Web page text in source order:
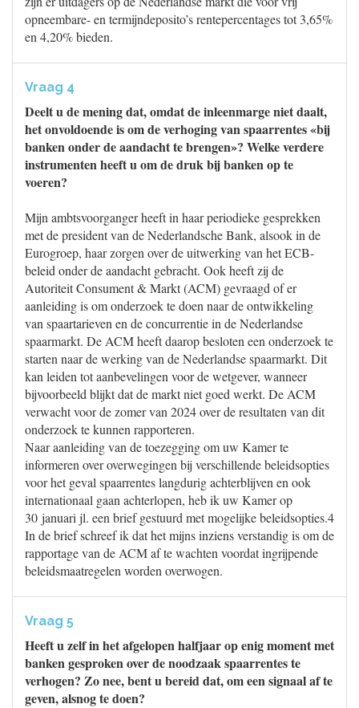
opneembare- en termijndeposito’s rentepercentages tot 3,65%
en 4,20% bieden.
Vraag 4
Deelt u de mening dat, omdat de inleenmarge niet daalt,
het onvoldoende is om de verhoging van spaarrentes «bij
banken onder de aandacht te brengen»? Welke verdere
instrumenten heeft u om de druk bij banken op te
voeren?
Mijn ambtsvoorganger heeft in haar periodieke gesprekken
met de president van de Nederlandsche Bank, alsook in de
Eurogroep, haar zorgen over de uitwerking van het ECB-
beleid onder de aandacht gebracht. Ook heeft zij de
Autoriteit Consument & Markt (ACM) gevraagd of er
aanleiding is om onderzoek te doen naar de ontwikkeling
van spaartarieven en de concurrentie in de Nederlandse
spaarmarkt. De ACM heeft daarop besloten een onderzoek te
starten naar de werking van de Nederlandse spaarmarkt. Dit
kan leiden tot aanbevelingen voor de wetgever, wanneer
bijvoorbeeld blijkt dat de markt niet goed werkt. De ACM
verwacht voor de zomer van 2024 over de resultaten van dit
onderzoek te kunnen rapporteren.
Naar aanleiding van de toezegging om uw Kamer te
informeren over overwegingen bij verschillende beleidsopties
voor het geval spaarrentes langdurig achterblijven en ook
internationaal gaan achterlopen, heb ik uw Kamer op
30 januari jl. een brief gestuurd met mogelijke beleidsopties.4
In de brief schreef ik dat het mijns inziens verstandig is om de
rapportage van de ACM af te wachten voordat ingrijpende
beleidsmaatregelen worden overwogen.
Vraag 5
Heeft u zelf in het afgelopen halfjaar op enig moment met
banken gesproken over de noodzaak spaarrentes te
verhogen? Zo nee, bent u bereid dat, om een signaal af te
geven, alsnog te doen?